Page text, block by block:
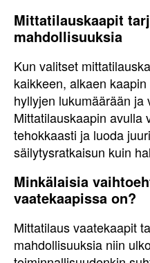
Mittatilauskaapit
mahdollisuuksia
Kun valitset
kaikkeen, alkaen
hyllyjen lukumäärään ja
Mittatilauskaapin avulla
tehokkaasti ja luoda
säilytysratkaisun kuin
Minkälaisia
vaatekaapissa on?
Mittatilaus vaatekaapit
mahdollisuuksia niin